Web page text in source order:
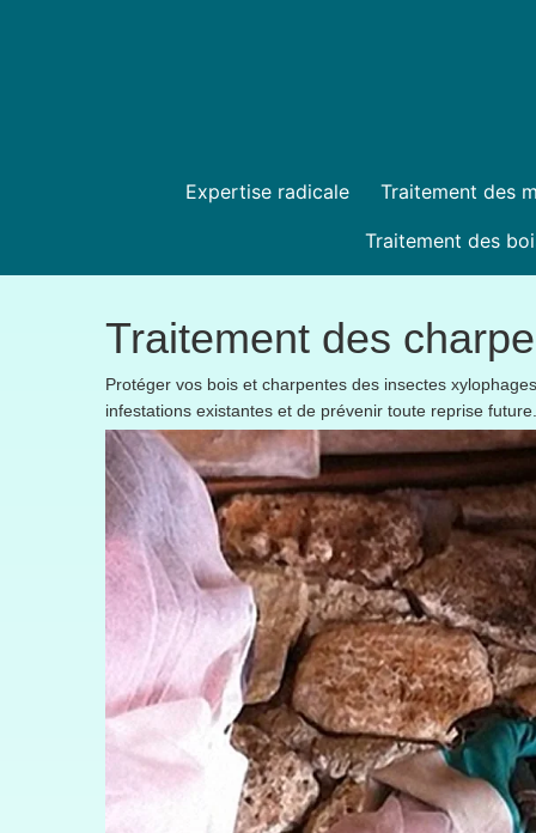
Expertise radicale Traitement des
Traitement des
Traitement des
Protéger vos bois et charpentes des insectes
infestations existantes et de prévenir toute reprise future.